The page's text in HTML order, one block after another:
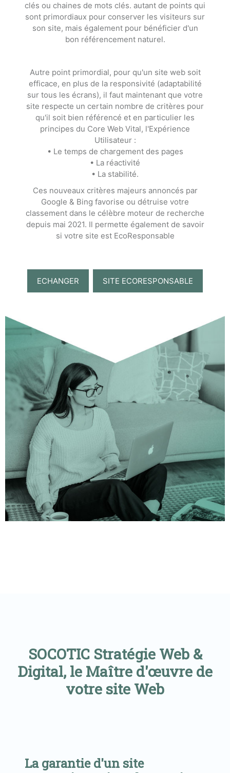
clés ou chaines de mots clés. autant de points qui
sont primordiaux pour conserver les visiteurs sur
son site, mais également pour bénéficier d'un
bon référencement naturel.
Autre point primordial, pour qu'un site web soit
efficace, en plus de la responsivité (adaptabilité
sur tous les écrans), il faut maintenant que votre
site respecte un certain nombre de critères pour
qu'il soit bien référencé et en particulier les
principes du Core Web Vital, l'Expérience
Utilisateur :
• Le temps de chargement des pages
• La réactivité
• La stabilité.
Ces nouveaux critères majeurs annoncés par
Google & Bing favorise ou détruise votre
classement dans le célèbre moteur de recherche
depuis mai 2021. Il permette également de savoir
si votre site est EcoResponsable
ECHANGER SITE ECORESPONSABLE
SOCOTIC Stratégie Web &
Digital, le Maître d'œuvre de
votre site Web
La garantie d'un site